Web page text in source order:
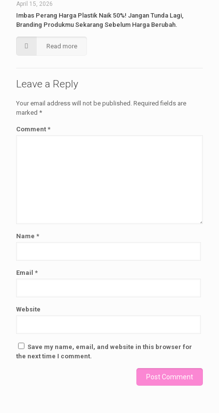
April 15, 2026
Imbas Perang Harga Plastik Naik 50%! Jangan Tunda Lagi,
Branding Produkmu Sekarang Sebelum Harga Berubah.
Read more
Leave a Reply
Your email address will not be published. Required fields are
marked *
Comment *
Name *
Email *
Website
Save my name, email, and website in this browser for
the next time I comment.